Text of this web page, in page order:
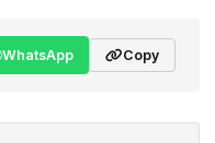
WhatsApp Copy